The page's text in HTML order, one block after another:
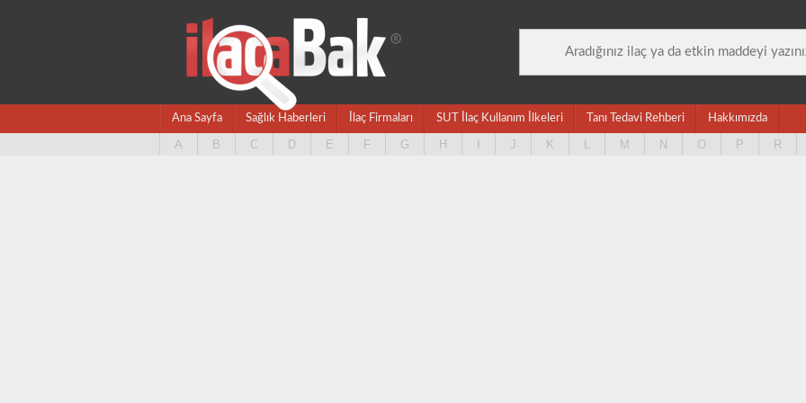
Ana Sayfa Sağlık Haberleri İlaç Firmaları SUT İlaç Kullanım İlkeleri Tanı Tedavi Rehberi Hakkımızda
A B C D E F G H J K L M N O P R